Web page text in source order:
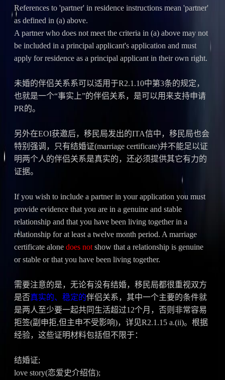
References to 'partner' in residence instructions mean 'partner'
as defined in (a) above.
A partner who does not meet the criteria in (a) above may not
be included in a principal applicant's application and must
apply for residence as a principal applicant in their own right.
未婚的伴侣关系系可以适用于R2.1.10中第3条的规定，
也就是一个“事实上”的伴侣关系，是可以用来支持申请
PR的。
另外在EOI获邀后，移民局发出的ITA信中，移民局也会
特别强调，只有结婚证(marriage certificate)并不能足以证
明两个人的伴侣关系是真实的，还必须提供其它有力的
证据。
If you wish to include a partner in your application you must
provide evidence that you are in a genuine and stable
relationship and that you have been living together in a
relationship for at least a twelve month period. A marriage
certificate alonedoes not show that a relationship is genuine
or stable or that you have been living together.
需要注意的是，无论有没有结婚，移民局都很重视双方
是否真实的、稳定的伴侣关系，其中一个主要的条件就
是两人至少要一起共同生活超过12个月，否则非常容易
拒签(副申拒,但主申不受影响)，详见R2.1.15 a.(ii)。根据
经验，这些证明材料包括但不限于：
结婚证;
love story(恋爱史介绍信);